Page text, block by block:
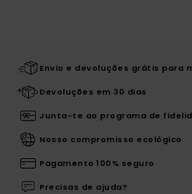
Envio e devoluções grátis para
Devoluções em 30 dias
Junta-te ao programa de
Nosso compromisso ecológico
Pagamento 100% seguro
Precisas de ajuda?